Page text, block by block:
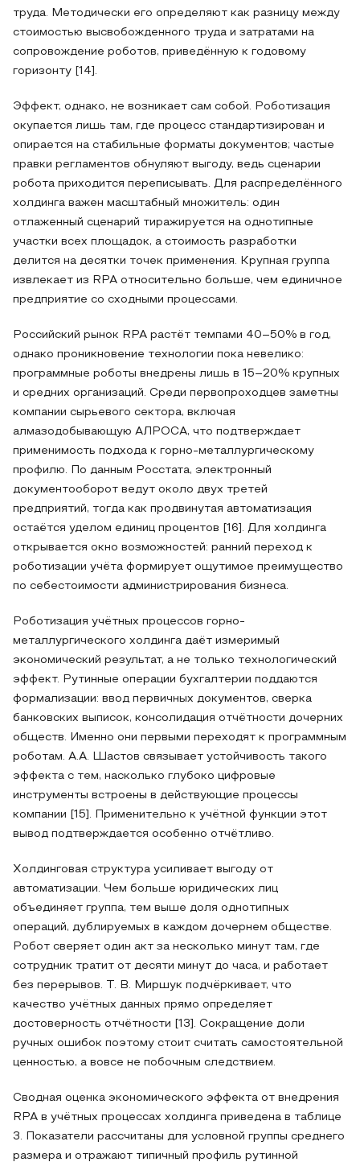
труда. Методически его определяют как разницу между
стоимостью высвобожденного труда и затратами на
сопровождение роботов, приведённую к годовому
горизонту [14].
Эффект, однако, не возникает сам собой. Роботизация
окупается лишь там, где процесс стандартизирован и
опирается на стабильные форматы документов; частые
правки регламентов обнуляют выгоду, ведь сценарии
робота приходится переписывать. Для распределённого
холдинга важен масштабный множитель: один
отлаженный сценарий тиражируется на однотипные
участки всех площадок, а стоимость разработки
делится на десятки точек применения. Крупная группа
извлекает из RPA относительно больше, чем единичное
предприятие со сходными процессами.
Российский рынок RPA растёт темпами 40–50% в год,
однако проникновение технологии пока невелико:
программные роботы внедрены лишь в 15–20% крупных
и средних организаций. Среди первопроходцев заметны
компании сырьевого сектора, включая
алмазодобывающую АЛРОСА, что подтверждает
применимость подхода к горно-металлургическому
профилю. По данным Росстата, электронный
документооборот ведут около двух третей
предприятий, тогда как продвинутая автоматизация
остаётся уделом единиц процентов [16]. Для холдинга
открывается окно возможностей: ранний переход к
роботизации учёта формирует ощутимое преимущество
по себестоимости администрирования бизнеса.
Роботизация учётных процессов горно-
металлургического холдинга даёт измеримый
экономический результат, а не только технологический
эффект. Рутинные операции бухгалтерии поддаются
формализации: ввод первичных документов, сверка
банковских выписок, консолидация отчётности дочерних
обществ. Именно они первыми переходят к программным
роботам. А.А. Шастов связывает устойчивость такого
эффекта с тем, насколько глубоко цифровые
инструменты встроены в действующие процессы
компании [15]. Применительно к учётной функции этот
вывод подтверждается особенно отчётливо.
Холдинговая структура усиливает выгоду от
автоматизации. Чем больше юридических лиц
объединяет группа, тем выше доля однотипных
операций, дублируемых в каждом дочернем обществе.
Робот сверяет один акт за несколько минут там, где
сотрудник тратит от десяти минут до часа, и работает
без перерывов. Т. В. Миршук подчёркивает, что
качество учётных данных прямо определяет
достоверность отчётности [13]. Сокращение доли
ручных ошибок поэтому стоит считать самостоятельной
ценностью, а вовсе не побочным следствием.
Сводная оценка экономического эффекта от внедрения
RPA в учётных процессах холдинга приведена в таблице
3. Показатели рассчитаны для условной группы среднего
размера и отражают типичный профиль рутинной